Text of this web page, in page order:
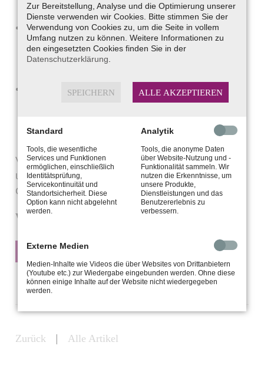
Sie haben.
Wir passen die ausgewählten Hörsysteme an
Ihren Hörverlust an, programmieren die
Technik und sorgen für klares Hören ab der
Bevor Sie das Hörsystem völlig unverbindlich
und gratis zu Hause testen, zeigen wir Ihnen
Handhabung.
Vereinbaren Sie direkt Ihren Wunschtermin für
unsere GRATIS-Höranalyse und testen Sie ein
Oticon-Hörsystem! Wir beraten Sie gerne.
Weitere Infos finden Sie im Flyer
ZUM FLYER (PDF)
Zurück | Alle Artikel
Zur Bereitstellung, Analyse und die Optimierung unserer
Dienste verwenden wir Cookies. Bitte stimmen Sie der
Verwendung von Cookies zu, um die Seite in vollem
Umfang nutzen zu können. Weitere Informationen zu
den eingesetzten Cookies finden Sie in der
Datenschutzerklärung
SPEICHERN ALLE AKZEPTIEREN
Standard
Tools, die wesentliche
Services und Funktionen
ermöglichen, einschließlich
Identitätsprüfung,
Servicekontinuität und
Standortsicherheit. Diese
Option kann nicht abgelehnt
werden.
Analytik
Tools, die anonyme Daten
über Website-Nutzung und -
Funktionalität sammeln. Wir
nutzen die Erkenntnisse, um
unsere Produkte,
Dienstleistungen und das
Benutzererlebnis zu
verbessern.
Externe Medien
Medien-Inhalte wie Videos die über Websites von Drittanbietern
(Youtube etc.) zur Wiedergabe eingebunden werden. Ohne diese
können einige Inhalte auf der Website nicht wiedergegeben
werden.